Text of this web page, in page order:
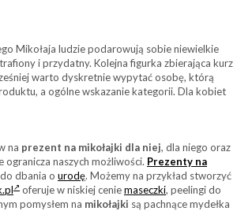
Mikołaja ludzie podarowują sobie niewielkie
i przydatny. Kolejna figurka zbierająca kurz
warto dyskretnie wypytać osobę, którą
a ogólne wskazanie kategorii. Dla kobiet
na prezent na mikołajki dla niej, dla niego oraz
naszych możliwości. Prezenty na
dbania o urodę. Możemy na przykład stworzyć
oferuje w niskiej ceniemaseczki, peelingi do
pomysłem na mikołajki są pachnące mydełka